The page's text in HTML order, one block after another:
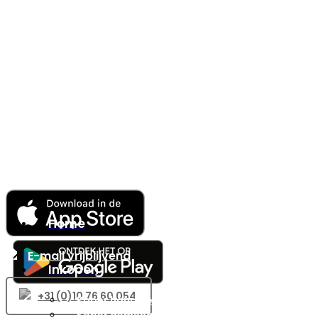
+31 (0)10 76 60 054
Home
Inkopen
Koper hand gepeld
Koper gemengd
E-mail vrijblijvend